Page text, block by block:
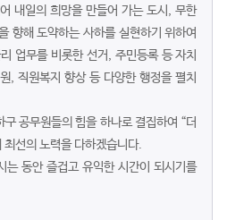
내일의 희망을 만들어 가는 도시, 무한
향해 도약하는 사하를 실현하기 위하여
업무를 비롯한 선거, 주민등록 등 자치
, 직원복지 향상 등 다양한 행정을 펼치
공무원들의 힘을 하나로 결집하여 “더
최선의 노력을 다하겠습니다.
는 동안 즐겁고 유익한 시간이 되시기를